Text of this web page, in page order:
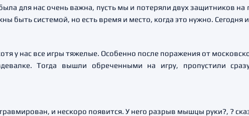
для нас очень важна, пусть мы и потеряли двух защитников на
быть системой, но есть время и место, когда это нужно. Сегодня
у нас все игры тяжелые. Особенно после поражения от
Тогда вышли обреченными на игру, пропустили
и нескоро появится. У него разрыв мышцы руки?, ?